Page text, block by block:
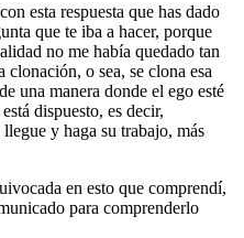
esta respuesta que has dado
que te iba a hacer, porque
no me había quedado tan
o sea, se clona esa
una manera donde el ego esté
dispuesto, es decir,
y haga su trabajo, más
en esto que comprendí,
para comprenderlo